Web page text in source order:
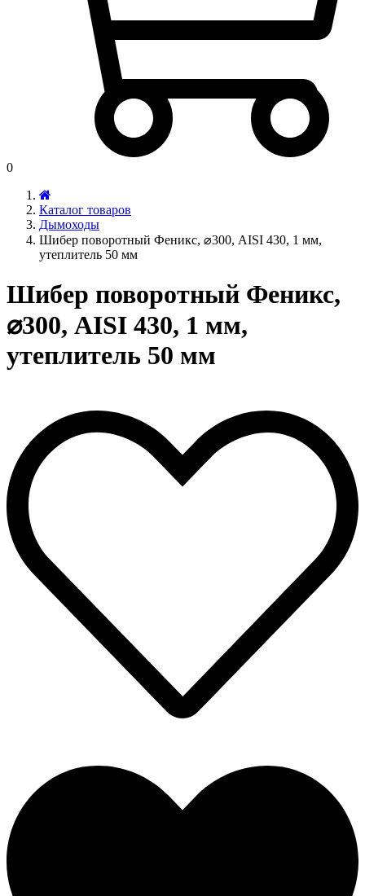
0
Каталог товаров
Дымоходы
Шибер поворотный Феникс, ⌀300, AISI 430, 1 мм,
утеплитель 50 мм
Шибер поворотный Феникс,
⌀300, AISI 430, 1 мм,
утеплитель 50 мм